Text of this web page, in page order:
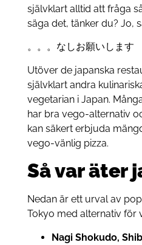
självklart alltid att fråga
säga det, tänker du? Jo,
。。。なしお願いします
Utöver de japanska
självklart andra
vegetarian i Japan.
har bra vego-alternativ
kan säkert erbjuda
vego-vänlig pizza.
Så var äter
Nedan är ett urval av
Tokyo med alternativ för
Nagi Shokudo,